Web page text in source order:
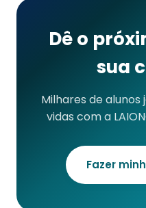
Dê o
sua
Milhares de
vidas com a
Fazer